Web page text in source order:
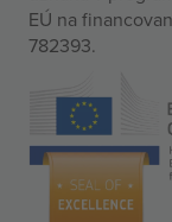
EÚ na
782393.